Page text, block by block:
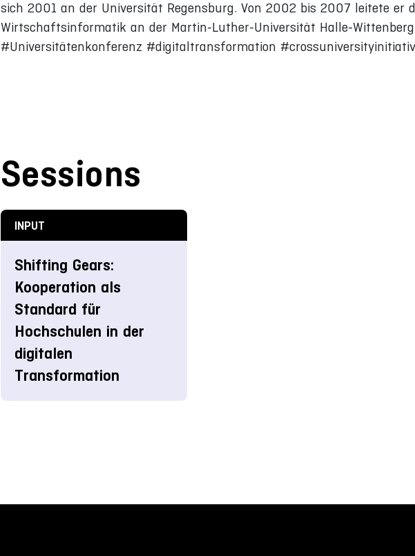
sich 2001 an der Universität Regensburg. Von 2002 bis 2007 leitete er
Wirtschaftsinformatik an der Martin-Luther-Universität Halle-
#Universitätenkonferenz #digitaltransformation
Sessions
INPUT
Shifting Gears:
Kooperation als
Standard für
Hochschulen in der
digitalen
Transformation